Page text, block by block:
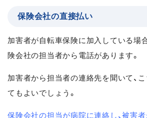
保険会社の直接払い
加害者が自転車保険に加入している場
険会社の担当者から電話があります。
加害者から担当者の連絡先を聞いて、
てもよいでしょう。
保険会社の担当が病院に連絡し、被害